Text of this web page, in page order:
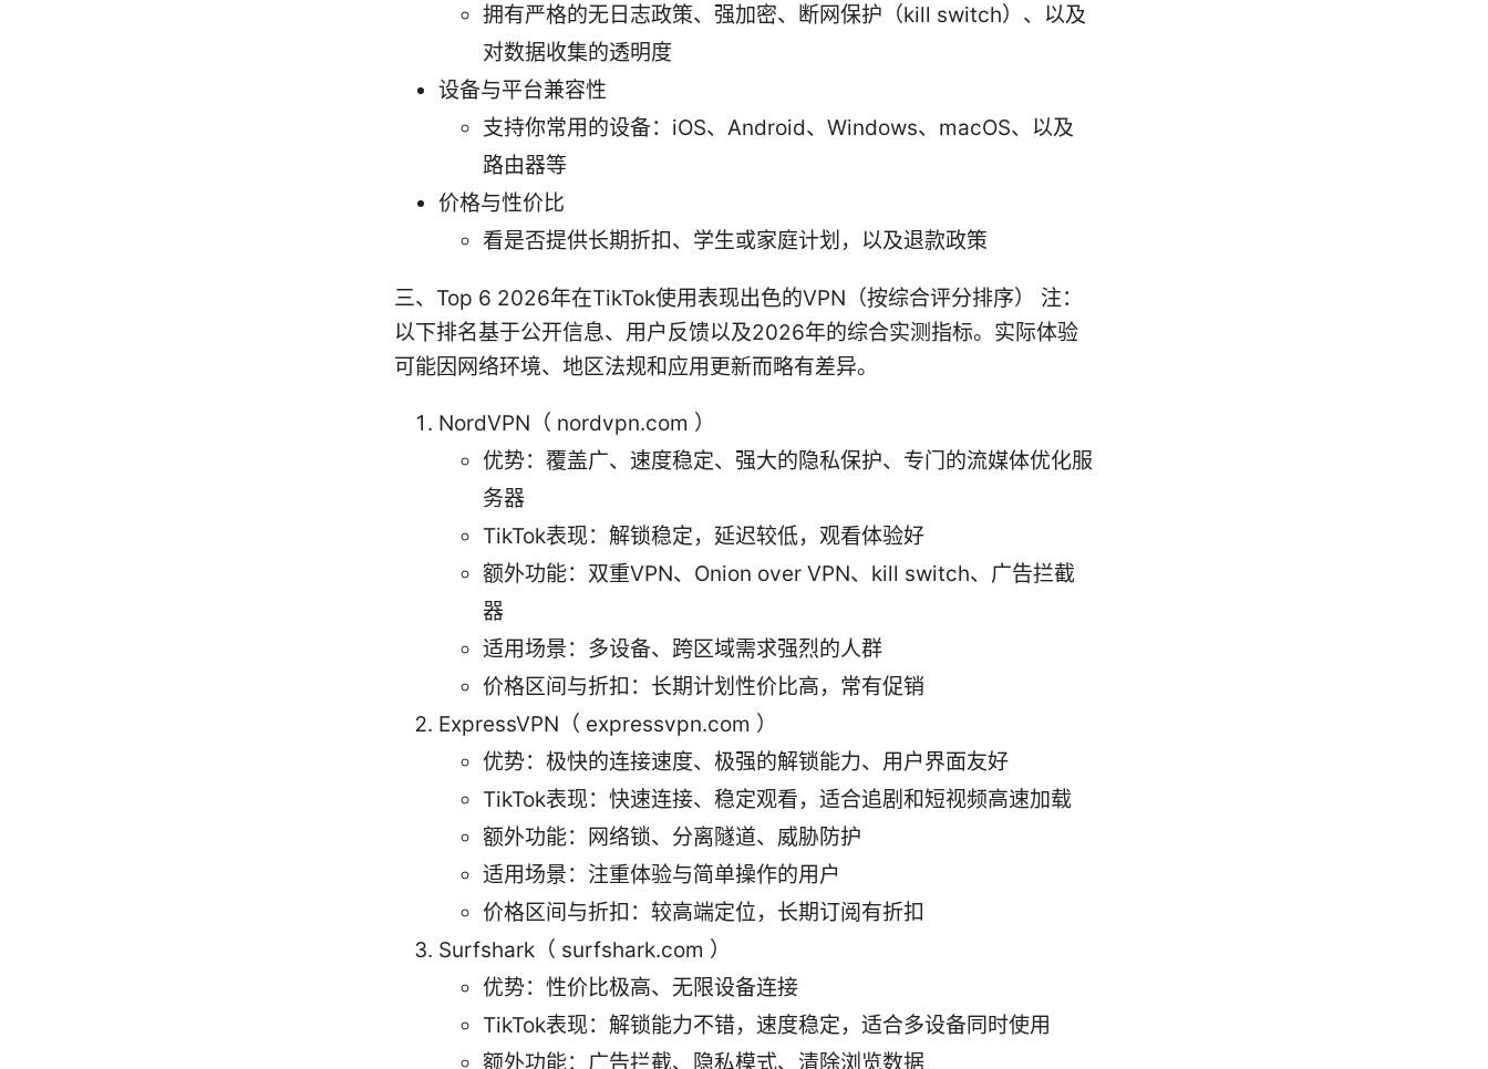
拥有严格的无日志政策、强加密、断网保护（kill switch）、以及
对数据收集的透明度
设备与平台兼容性
支持你常用的设备：iOS、Android、Windows、macOS、以及
路由器等
价格与性价比
看是否提供长期折扣、学生或家庭计划，以及退款政策
三、Top 6 2026年在TikTok使用表现出色的VPN（按综合评分排序） 注：
以下排名基于公开信息、用户反馈以及2026年的综合实测指标。实际体验
可能因网络环境、地区法规和应用更新而略有差异。
NordVPN（ nordvpn.com ）
优势：覆盖广、速度稳定、强大的隐私保护、专门的流媒体优化服
务器
TikTok表现：解锁稳定，延迟较低，观看体验好
额外功能：双重VPN、Onion over VPN、kill switch、广告拦截
器
适用场景：多设备、跨区域需求强烈的人群
价格区间与折扣：长期计划性价比高，常有促销
ExpressVPN（ expressvpn.com ）
优势：极快的连接速度、极强的解锁能力、用户界面友好
TikTok表现：快速连接、稳定观看，适合追剧和短视频高速加载
额外功能：网络锁、分离隧道、威胁防护
适用场景：注重体验与简单操作的用户
价格区间与折扣：较高端定位，长期订阅有折扣
Surfshark（ surfshark.com ）
优势：性价比极高、无限设备连接
TikTok表现：解锁能力不错，速度稳定，适合多设备同时使用
额外功能：广告拦截、隐私模式、清除浏览数据